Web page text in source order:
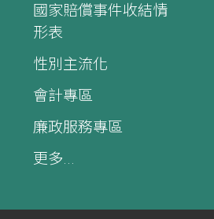
國家賠償事件收結情
形表
性別主流化
會計專區
廉政服務專區
更多...